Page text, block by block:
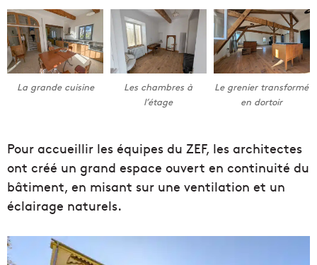
La grande cuisine
Les chambres à
l’étage
Le grenier transformé
en dortoir
Pour accueillir les équipes du ZEF, les architectes
ont créé un grand espace ouvert en continuité du
bâtiment, en misant sur une ventilation et un
éclairage naturels.